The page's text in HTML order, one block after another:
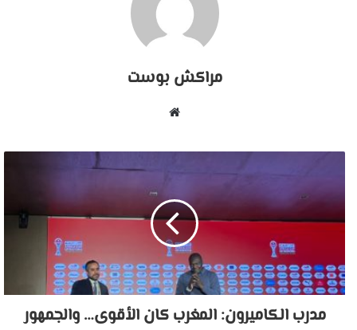
مراكش بوست
مدرب الكاميرون: المغرب كان الأقوى… والجمهور